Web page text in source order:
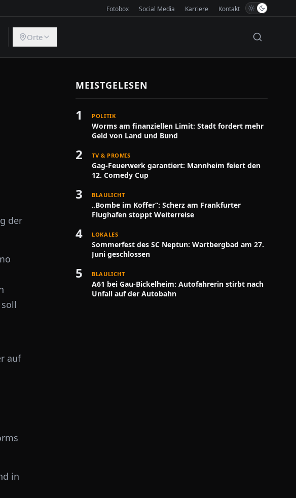
Fotobox Social Media Karriere Kontakt
Orte
der
auf
in
MEISTGELESEN
1 POLITIK
Worms am finanziellen Limit: Stadt fordert mehr
Geld von Land und Bund
2 TV & PROMIS
Gag-Feuerwerk garantiert: Mannheim feiert den
12. Comedy Cup
3 BLAULICHT
„Bombe im Koffer“: Scherz am Frankfurter
Flughafen stoppt Weiterreise
4 LOKALES
Sommerfest des SC Neptun: Wartbergbad am 27.
Juni geschlossen
5 BLAULICHT
A61 bei Gau-Bickelheim: Autofahrerin stirbt nach
Unfall auf der Autobahn